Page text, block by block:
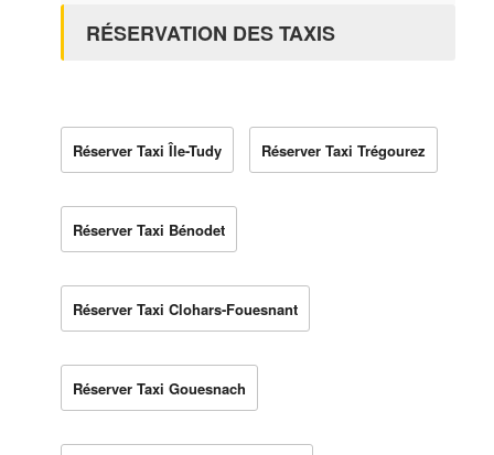
RÉSERVATION DES TAXIS
Réserver Taxi Île-Tudy Réserver Taxi Trégourez
Réserver Taxi Bénodet
Réserver Taxi Clohars-Fouesnant
Réserver Taxi Gouesnach